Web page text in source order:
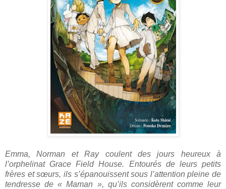
Emma, Norman et Ray coulent des jours heureux à
l’orphelinat Grace Field House. Entourés de leurs petits
frères et sœurs, ils s’épanouissent sous l’attention pleine de
tendresse de « Maman », qu’ils considèrent comme leur